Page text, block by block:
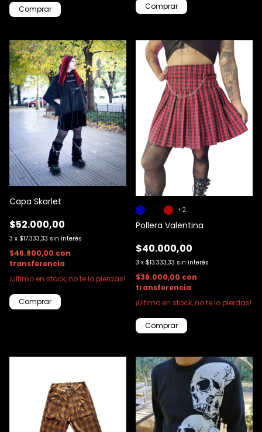
Comprar Comprar
Capa Skarlet
$52.000,00
3 x $17.333,33 sin interés
$46.800,00 con
transferencia
¡Ultimo en stock, no te lo pierdas!
Pollera Valentina
$40.000,00
3 x $13.333,33 sin interés
$36.000,00 con
transferencia
¡Ultimo en stock, no te lo pierdas!
+2
Comprar